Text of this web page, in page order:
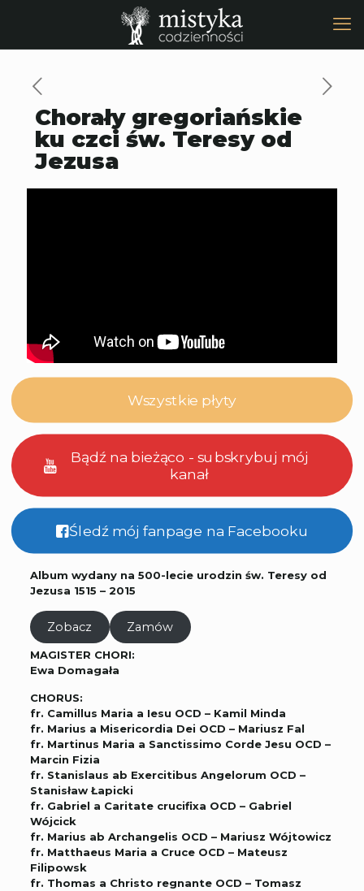
Chorały gregoriańskie
ku czci św. Teresy od
Jezusa
Wszystkie płyty
Bądź na bieżąco - subskrybuj mój
kanał
Śledź mój fanpage na Facebooku
Album wydany na 500-lecie urodzin św. Teresy od
Jezusa 1515 – 2015
Zobacz Zamów
MAGISTER CHORI:
Ewa Domagała
CHORUS:
fr. Camillus Maria a Iesu OCD – Kamil Minda
fr. Marius a Misericordia Dei OCD – Mariusz Fal
fr. Martinus Maria a Sanctissimo Corde Jesu OCD –
Marcin Fizia
fr. Stanislaus ab Exercitibus Angelorum OCD –
Stanisław Łapicki
fr. Gabriel a Caritate crucifixa OCD – Gabriel
Wójcick
fr. Marius ab Archangelis OCD – Mariusz Wójtowicz
fr. Matthaeus Maria a Cruce OCD – Mateusz
Filipowsk
fr. Thomas a Christo regnante OCD – Tomasz